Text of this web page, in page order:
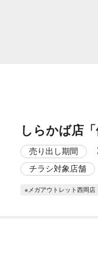
しらかば店
売り出し期間
チラシ対象店舗
※メガアウトレット西岡店